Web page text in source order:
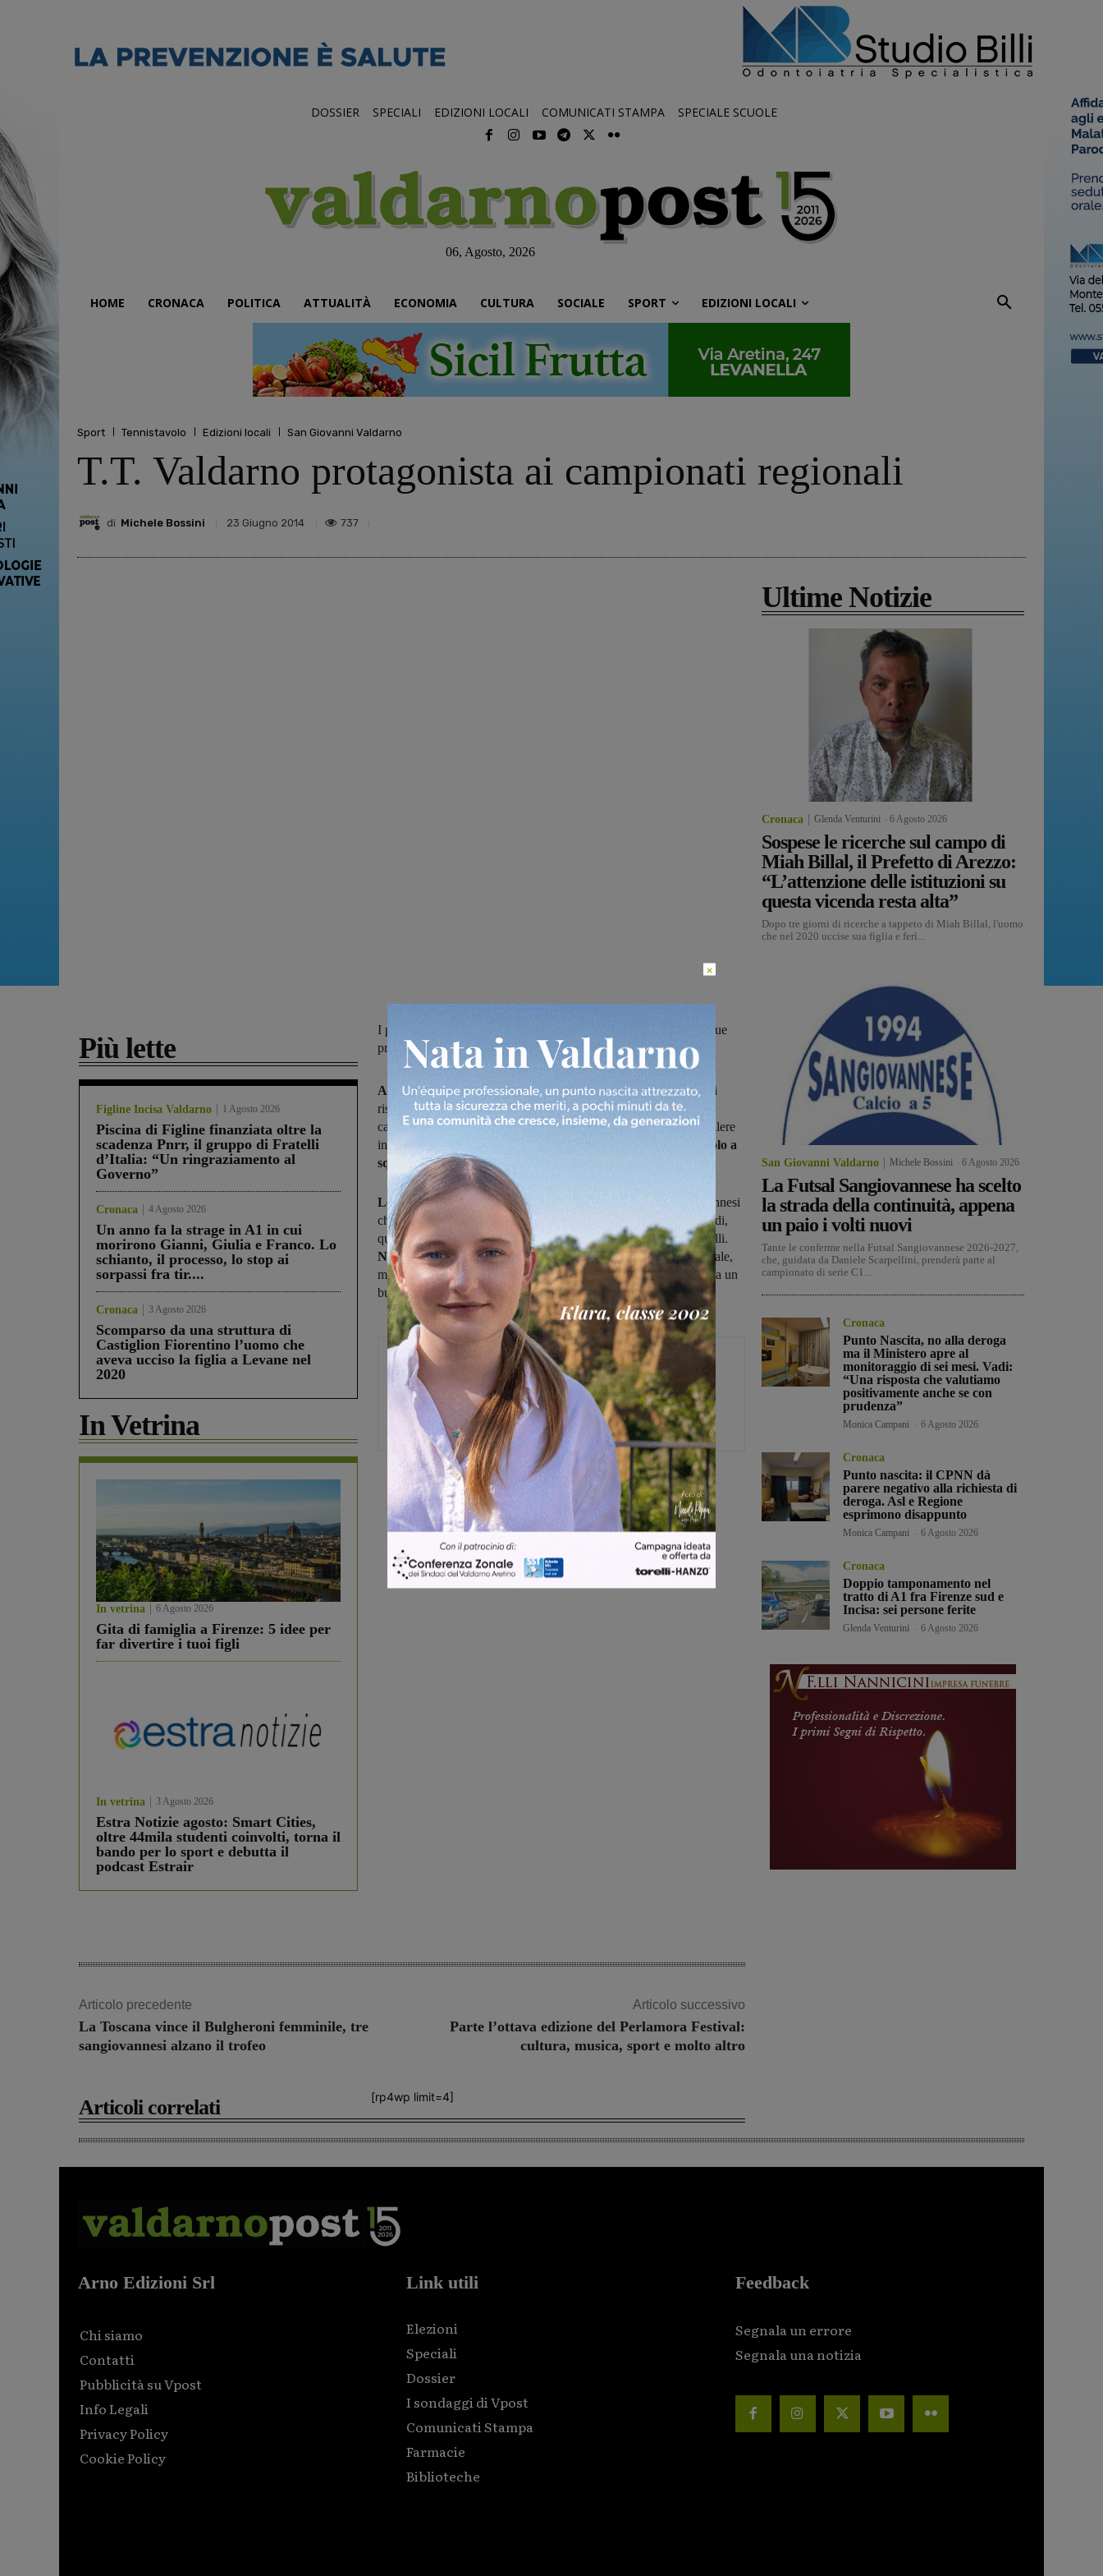
DOSSIER SPECIALI EDIZIONI LOCALI COMUNICATI STAMPA SPECIALE SCUOLE
06, Agosto, 2026
HOME CRONACA POLITICA ATTUALITÀ ECONOMIA CULTURA SOCIALE SPORT EDIZIONI LOCALI
Sport Tennistavolo Edizioni locali San Giovanni Valdarno
T.T. Valdarno protagonista ai campionati regionali
di Michele Bossini 23 Giugno 2014 737
Più lette
Figline Incisa Valdarno 1 Agosto 2026
Piscina di Figline finanziata oltre la
scadenza Pnrr, il gruppo di Fratelli
d’Italia: “Un ringraziamento al
Governo”
Cronaca 4 Agosto 2026
Un anno fa la strage in A1 in cui
morirono Gianni, Giulia e Franco. Lo
schianto, il processo, lo stop ai
sorpassi fra tir....
Cronaca 3 Agosto 2026
Scomparso da una struttura di
Castiglion Fiorentino l’uomo che
aveva ucciso la figlia a Levane nel
2020
In Vetrina
In vetrina 6 Agosto 2026
Gita di famiglia a Firenze: 5 idee per
far divertire i tuoi figli
In vetrina 3 Agosto 2026
Estra Notizie agosto: Smart Cities,
oltre 44mila studenti coinvolti, torna il
bando per lo sport e debutta il
podcast Estrair
I pongisti valdarnesi portano a casa il titolo regionale a squadre, due
primi posti, un secondo e due terzi posti
All’ultimo appuntamento agonisticodella stagione sono arrivati
risultati importanti per i pongisti del T.T.Valdarno. Alle finali dei
campionati toscani giovanili, la squadra azzurra si è infatti fatta valere
in tutte le categorie nelle quali ha gareggiato,
conquistando il titolo a
squadre.
Le cose migliori sono arrivate dai giovanissimi , con i sangiovannesi
che hanno monopolizzato il podio: primo posto per Samuele Nardi,
quindi secondo posto per Enrico Stasi e terzo per Giovanni Fingalli.
Nella categoria allieviTommaso Failli si laurea campione regionale,
mentrenella categoria ragazziAlessandro Lorenzini porta a casa un
buon terzo posto.
Michele Bossini
Share
Articolo precedente
La Toscana vince il Bulgheroni femminile, tre
sangiovannesi alzano il trofeo
Articolo successivo
Parte l’ottava edizione del Perlamora Festival:
cultura, musica, sport e molto altro
[rp4wp limit=4]
Articoli correlati
Ultime Notizie
Cronaca Glenda Venturini 6 Agosto 2026
Sospese le ricerche sul campo di
Miah Billal, il Prefetto di Arezzo:
“L’attenzione delle istituzioni su
questa vicenda resta alta”
Dopo tre giorni di ricerche a tappeto di Miah Billal, l'uomo
che nel 2020 uccise sua figlia e ferì...
San Giovanni Valdarno Michele Bossini 6 Agosto 2026
La Futsal Sangiovannese ha scelto
la strada della continuità, appena
un paio i volti nuovi
Tante le conferme nella Futsal Sangiovannese 2026-2027,
che, guidata da Daniele Scarpellini, prenderà parte al
campionato di serie C1...
Cronaca
Punto Nascita, no alla deroga
ma il Ministero apre al
monitoraggio di sei mesi. Vadi:
“Una risposta che valutiamo
positivamente anche se con
prudenza”
Monica Campani 6 Agosto 2026
Cronaca
Punto nascita: il CPNN dà
parere negativo alla richiesta di
deroga. Asl e Regione
esprimono disappunto
Monica Campani 6 Agosto 2026
Cronaca
Doppio tamponamento nel
tratto di A1 fra Firenze sud e
Incisa: sei persone ferite
Glenda Venturini 6 Agosto 2026
Arno Edizioni Srl
Chi siamo
Contatti
Pubblicità su Vpost
Info Legali
Privacy Policy
Cookie Policy
Link utili
Elezioni
Speciali
Dossier
I sondaggi di Vpost
Comunicati Stampa
Farmacie
Biblioteche
Feedback
Segnala un errore
Segnala una notizia
×